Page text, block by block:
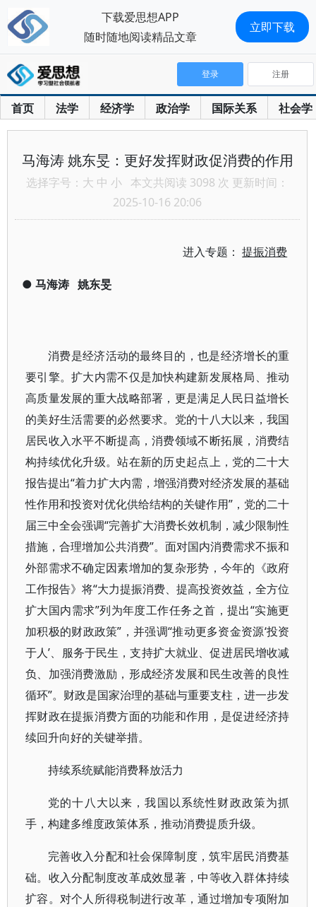
首页 法学 经济学 政治学 国际关系 社会学
登录 注册
马海涛 姚东旻：更好发挥财政促消费的作用
选择字号： 大 中 小 本文共阅读 3098 次 更新时间：
2025-10-16 20:06
进入专题：提振消费
● 马海涛 姚东旻
消费是经济活动的最终目的，也是经济增长的重
要引擎。扩大内需不仅是加快构建新发展格局、推动
高质量发展的重大战略部署，更是满足人民日益增长
的美好生活需要的必然要求。党的十八大以来，我国
居民收入水平不断提高，消费领域不断拓展，消费结
构持续优化升级。站在新的历史起点上，党的二十大
报告提出“着力扩大内需，增强消费对经济发展的基础
性作用和投资对优化供给结构的关键作用”，党的二十
届三中全会强调“完善扩大消费长效机制，减少限制性
措施，合理增加公共消费”。面对国内消费需求不振和
外部需求不确定因素增加的复杂形势，今年的《政府
工作报告》将“大力提振消费、提高投资效益，全方位
扩大国内需求”列为年度工作任务之首，提出“实施更
加积极的财政政策”，并强调“推动更多资金资源‘投资
于人’、服务于民生，支持扩大就业、促进居民增收减
负、加强消费激励，形成经济发展和民生改善的良性
循环”。财政是国家治理的基础与重要支柱，进一步发
挥财政在提振消费方面的功能和作用，是促进经济持
续回升向好的关键举措。
持续系统赋能消费释放活力
党的十八大以来，我国以系统性财政政策为抓
手，构建多维度政策体系，推动消费提质升级。
完善收入分配和社会保障制度，筑牢居民消费基
础。收入分配制度改革成效显著，中等收入群体持续
扩容。对个人所得税制进行改革，通过增加专项附加
下载爱思想APP
随时随地阅读精品文章
立即下载